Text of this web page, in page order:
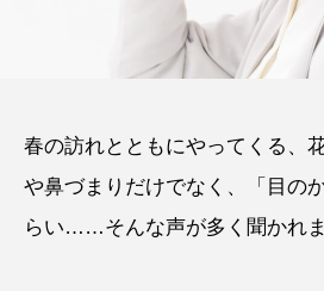
春の訪れとともにやってくる、
や鼻づまりだけでなく、「目の
らい……そんな声が多く聞かれま